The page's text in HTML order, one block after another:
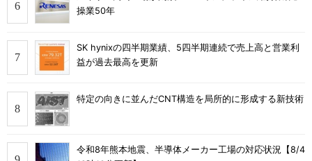
操業50年
SK hynixの四半期業績、5四半期連続で売上高と営業利
益が過去最高を更新
特定の向きに並んだCNT構造を局所的に形成する新技術
令和8年熊本地震、半導体メーカー工場の対応状況【8/4